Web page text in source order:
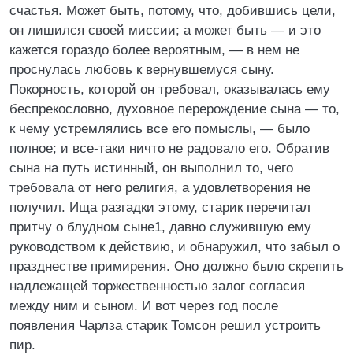
счастья. Может быть, потому, что, добившись цели,
он лишился своей миссии; а может быть — и это
кажется гораздо более вероятным, — в нем не
проснулась любовь к вернувшемуся сыну.
Покорность, которой он требовал, оказывалась ему
беспрекословно, духовное перерождение сына — то,
к чему устремлялись все его помыслы, — было
полное; и все-таки ничто не радовало его. Обратив
сына на путь истинный, он выполнил то, чего
требовала от него религия, а удовлетворения не
получил. Ища разгадки этому, старик перечитал
притчу о блудном сыне1, давно служившую ему
руководством к действию, и обнаружил, что забыл о
празднестве примирения. Оно должно было скрепить
надлежащей торжественностью залог согласия
между ним и сыном. И вот через год после
появления Чарлза старик Томсон решил устроить
пир.